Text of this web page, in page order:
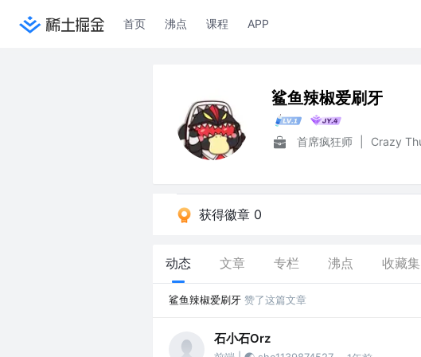
首页 沸点 课程 APP
鲨鱼辣椒爱刷牙
首席疯狂师
获得徽章 0
动态 文章 专栏 沸点 收藏集
鲨鱼辣椒爱刷牙 赞了这篇文章
石小石Orz